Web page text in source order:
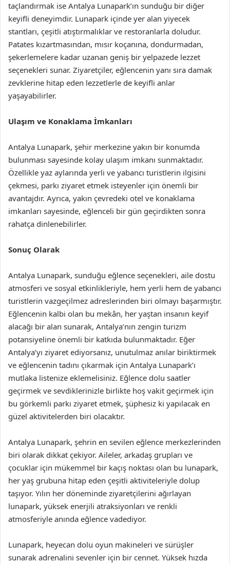
taçlandırmak ise Antalya Lunapark’ın sunduğu bir diğer
keyifli deneyimdir. Lunapark içinde yer alan yiyecek
stantları, çeşitli atıştırmalıklar ve restoranlarla doludur.
Patates kızartmasından, mısır koçanına, dondurmadan,
şekerlemelere kadar uzanan geniş bir yelpazede lezzet
seçenekleri sunar. Ziyaretçiler, eğlencenin yanı sıra damak
zevklerine hitap eden lezzetlerle de keyifli anlar
yaşayabilirler.
Ulaşım ve Konaklama İmkanları
Antalya Lunapark, şehir merkezine yakın bir konumda
bulunması sayesinde kolay ulaşım imkanı sunmaktadır.
Özellikle yaz aylarında yerli ve yabancı turistlerin ilgisini
çekmesi, parkı ziyaret etmek isteyenler için önemli bir
avantajdır. Ayrıca, yakın çevredeki otel ve konaklama
imkanları sayesinde, eğlenceli bir gün geçirdikten sonra
rahatça dinlenebilirler.
Sonuç Olarak
Antalya Lunapark, sunduğu eğlence seçenekleri, aile dostu
atmosferi ve sosyal etkinlikleriyle, hem yerli hem de yabancı
turistlerin vazgeçilmez adreslerinden biri olmayı başarmıştır.
Eğlencenin kalbi olan bu mekân, her yaştan insanın keyif
alacağı bir alan sunarak, Antalya’nın zengin turizm
potansiyeline önemli bir katkıda bulunmaktadır. Eğer
Antalya’yı ziyaret ediyorsanız, unutulmaz anılar biriktirmek
ve eğlencenin tadını çıkarmak için Antalya Lunapark’ı
mutlaka listenize eklemelisiniz. Eğlence dolu saatler
geçirmek ve sevdiklerinizle birlikte hoş vakit geçirmek için
bu görkemli parkı ziyaret etmek, şüphesiz ki yapılacak en
güzel aktivitelerden biri olacaktır.
Antalya Lunapark, şehrin en sevilen eğlence merkezlerinden
biri olarak dikkat çekiyor. Aileler, arkadaş grupları ve
çocuklar için mükemmel bir kaçış noktası olan bu lunapark,
her yaş grubuna hitap eden çeşitli aktiviteleriyle dolup
taşıyor. Yılın her döneminde ziyaretçilerini ağırlayan
lunapark, yüksek enerjili atraksiyonları ve renkli
atmosferiyle anında eğlence vadediyor.
Lunapark, heyecan dolu oyun makineleri ve sürüşler
sunarak adrenalini sevenler için bir cennet. Yüksek hızda